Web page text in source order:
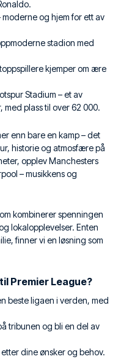
moderne og hjem for ett av
stadion med
kjemper om ære
Stadium – et av
med plass til over 62 000.
enn bare en kamp – det
historie og atmosfære på
opplev Manchesters
– musikkens og
kombinerer spenningen
lokalopplevelser. Enten
finner vi en løsning som
Premier League?
beste ligaen i verden, med
tribunen og bli en del av
dine ønsker og behov.